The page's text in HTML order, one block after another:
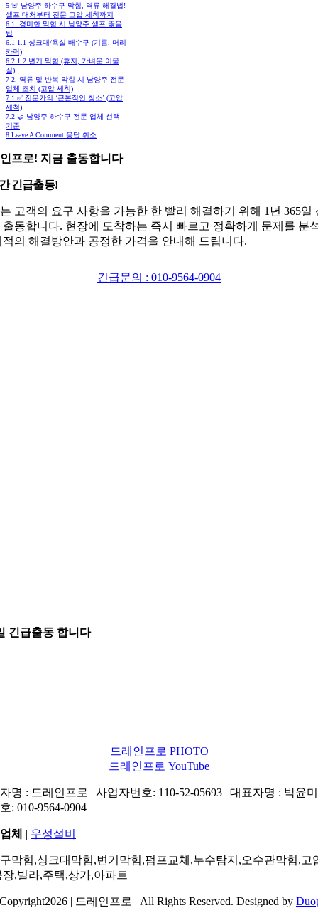
5 🚨 남양주 하수구 막힘, 역류 해결법!
셀프 대처부터 전문 고압 세척까지
6 1. 경미한 막힘 시 남양주 셀프 뚫음
팁
6.1 1.1 싱크대/욕실 배수구 (기름, 머리
카락)
6.2 1.2 변기 막힘 (휴지, 가벼운 이물
질)
7 2. 역류 및 반복 막힘 시 남양주 전문
업체 조치 (고압 세척)
7.1 ✅ 전문가의 ‘근본적인 청소’ (고압
세척)
7.2 🤝 남양주 하수구 전문 업체 선택
기준
8 Leave A Comment 응답 취소
프로! 지금 출동합니다
긴급출동!
고객의 요구 사항을 가능한 한 빨리 해결하기 위해 1년 365일
출동합니다. 현장에 도착하는 즉시 빠르고 정확하게 문제를 분
적의 해결방안과 공정한 가격을 안내해 드립니다.
긴급문의 : 010-9564-0904
긴급출동 합니다
드레인프로 PHOTO
드레인프로 YouTube
명 : 드레인프로 | 사업자번호: 110-52-05693 | 대표자명 : 박윤
: 010-9564-0904
체 | 우성설비
막힘,싱크대막힘,변기막힘,펌프교체,누수탐지,오수관막힘,고
장,빌라,주택,상가,아파트
| 드레인프로 | All Rights Reserved. Designed by